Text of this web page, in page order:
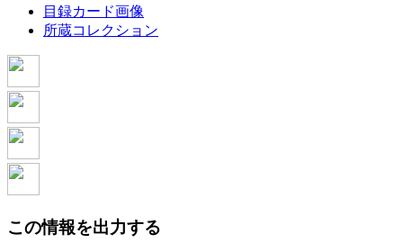
目録カード画像
所蔵コレクション
この情報を出力する